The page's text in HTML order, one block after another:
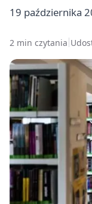
19 października
2 min czytania